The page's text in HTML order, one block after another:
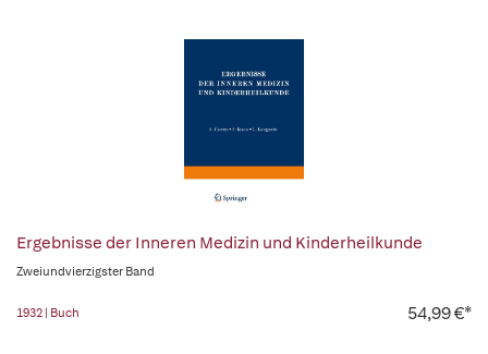
Ergebnisse der Inneren Medizin und Kinderheilkunde
Zweiundvierzigster Band
1932 | Buch 54,99 €*